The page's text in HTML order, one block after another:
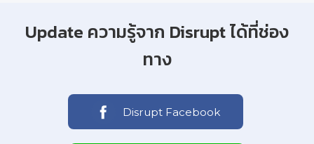
Update ความรู้จาก Disrupt ได้ที่ช่อง
ทาง
Disrupt Facebook